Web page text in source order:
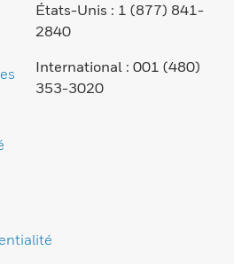
États-Unis : 1 (877) 841-
2840
International : 001 (480)
353-3020